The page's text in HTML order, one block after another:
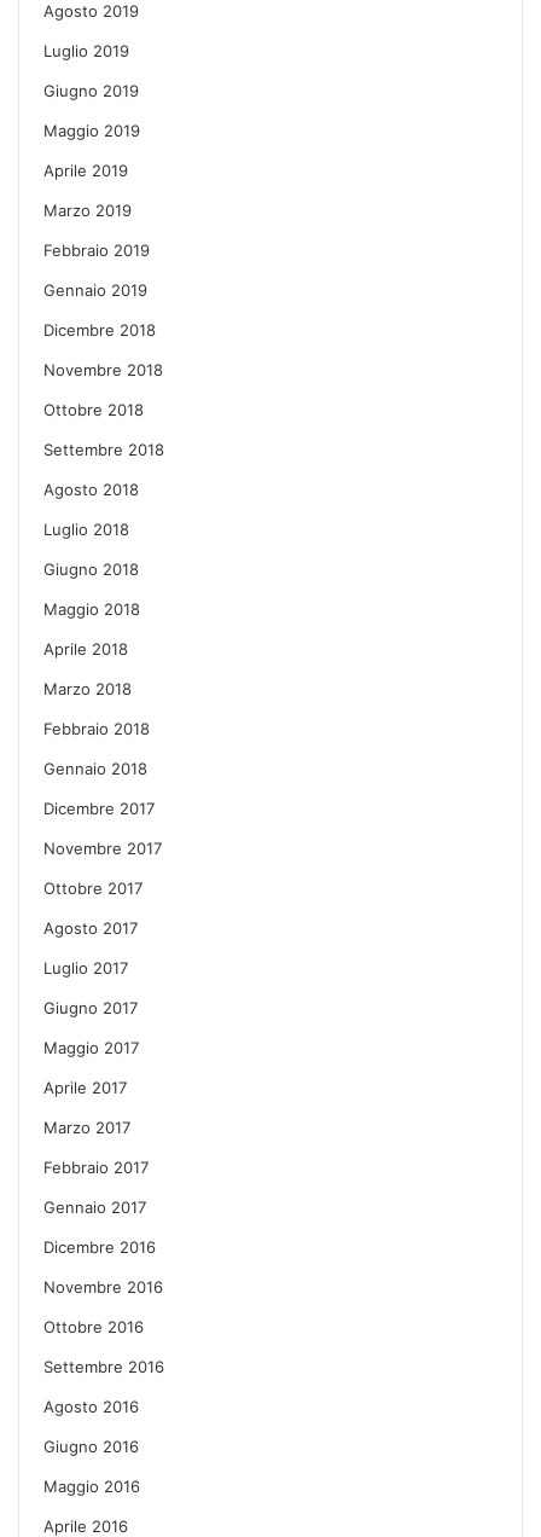
Agosto 2019
Luglio 2019
Giugno 2019
Maggio 2019
Aprile 2019
Marzo 2019
Febbraio 2019
Gennaio 2019
Dicembre 2018
Novembre 2018
Ottobre 2018
Settembre 2018
Agosto 2018
Luglio 2018
Giugno 2018
Maggio 2018
Aprile 2018
Marzo 2018
Febbraio 2018
Gennaio 2018
Dicembre 2017
Novembre 2017
Ottobre 2017
Agosto 2017
Luglio 2017
Giugno 2017
Maggio 2017
Aprile 2017
Marzo 2017
Febbraio 2017
Gennaio 2017
Dicembre 2016
Novembre 2016
Ottobre 2016
Settembre 2016
Agosto 2016
Giugno 2016
Maggio 2016
Aprile 2016